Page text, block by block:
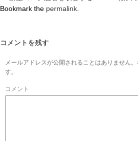
Bookmark the permalink
コメントを残す
メールアドレスが公開されることはありません
す。
コメント